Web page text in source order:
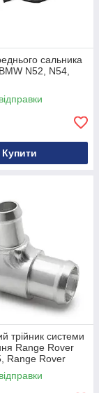
сальника
N52, N54,
Купити
трійник системи
Range Rover
Range Rover
V6, 4.4 V8